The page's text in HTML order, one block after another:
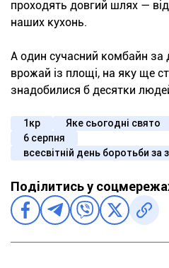
проходять довгий шлях —
наших кухонь.
А один сучасний комбайн за
врожай із площі, на яку ще
знадобилися б десятки
1кр Яке сьогодні свято
6 серпня
всесвітній день боротьби за
Поділитись у